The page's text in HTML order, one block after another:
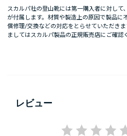
スカルパ社の登山靴には第一購入者に対して
が付属します。材質や製造上の原因で製品に
償修理/交換などの対応をとらせていただき
ましてはスカルパ製品の正規販売店にご確認
レビュー